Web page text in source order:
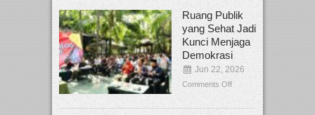
Ruang Publik
yang Sehat Jadi
Kunci Menjaga
Demokrasi
Jun 22, 2026
Comments Off